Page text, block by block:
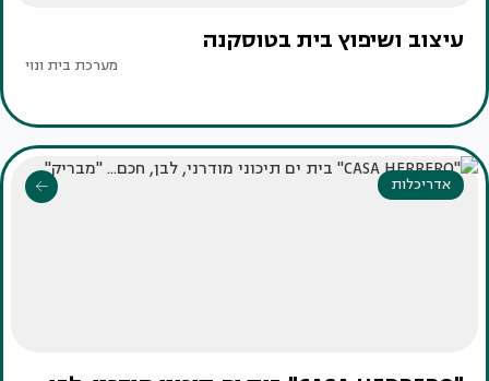
עיצוב ושיפוץ בית בטוסקנה
מערכת בית ונוי
אדריכלות